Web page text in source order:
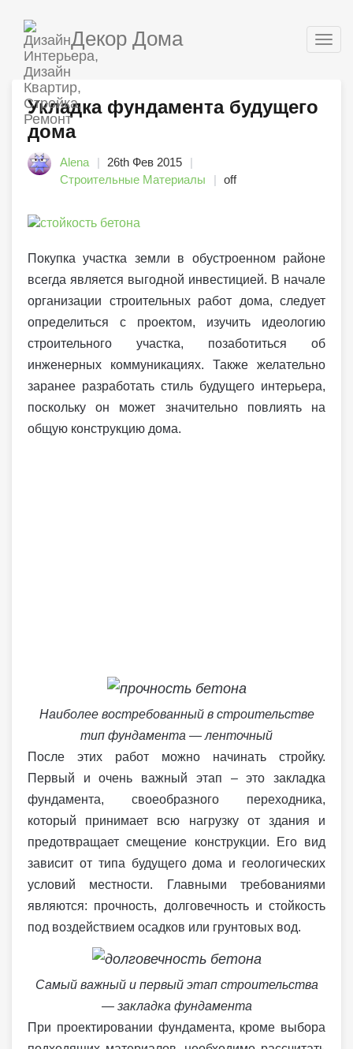
Декор Дома
Укладка фундамента будущего
дома
Alena
26th Фев 2015
Строительные Материалы
off
Покупка участка земли в обустроенном районе
всегда является выгодной инвестицией. В начале
организации строительных работ дома, следует
определиться с проектом, изучить идеологию
строительного участка, позаботиться об
инженерных коммуникациях. Также желательно
заранее разработать стиль будущего интерьера,
поскольку он может значительно повлиять на
общую конструкцию дома.
Наиболее востребованный в строительстве
тип фундамента — ленточный
После этих работ можно начинать стройку.
Первый и очень важный этап – это закладка
фундамента, своеобразного переходника,
который принимает всю нагрузку от здания и
предотвращает смещение конструкции. Его вид
зависит от типа будущего дома и геологических
условий местности. Главными требованиями
являются: прочность, долговечность и стойкость
под воздействием осадков или грунтовых вод.
Самый важный и первый этап строительства
— закладка фундамента
При проектировании фундамента, кроме выбора